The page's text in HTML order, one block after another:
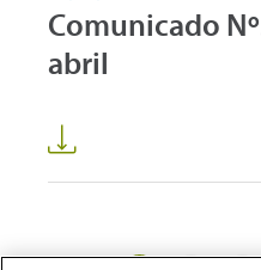
Comunicado
abril